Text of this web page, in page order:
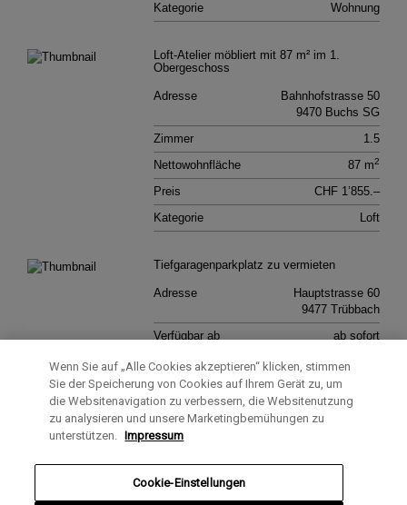
Wohnung
Kategorie
Loft-Atelier möbliert mit 87 m² im 1.
Obergeschoss
Bahnhofstrasse 50
9470 Buchs SG
Adresse
1.5
Zimmer
87 m2
Nettowohnfläche
CHF 1’855.–
Preis
Loft
Kategorie
Tiefgaragenparkplatz zu vermieten
Hauptstrasse 60
9477 Trübbach
Adresse
ab sofort
Verfügbar ab
CHF 125.–
Preis
Tief­garagen­stellplatz
Kategorie
Tiefgaragenplatz zu vermieten
Staatsstrasse 83b
Adresse
Wenn Sie auf „Alle Cookies akzeptieren“ klicken, stimmen
Sie der Speicherung von Cookies auf Ihrem Gerät zu, um
die Websitenavigation zu verbessern, die Websitenutzung
zu analysieren und unsere Marketingbemühungen zu
unterstützen. Impressum
Cookie-Einstellungen